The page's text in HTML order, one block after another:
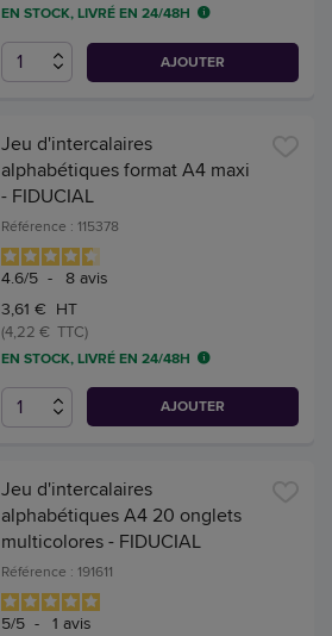
EN STOCK, LIVRÉ EN 24/48H
AJOUTER
Jeu d'intercalaires
alphabétiques format A4 maxi
- FIDUCIAL
Référence : 115378
4.6/5 - 8 avis
3,61 € HT
(4,22 € TTC)
EN STOCK, LIVRÉ EN 24/48H
AJOUTER
Jeu d'intercalaires
alphabétiques A4 20 onglets
multicolores - FIDUCIAL
Référence : 191611
5/5 - 1 avis